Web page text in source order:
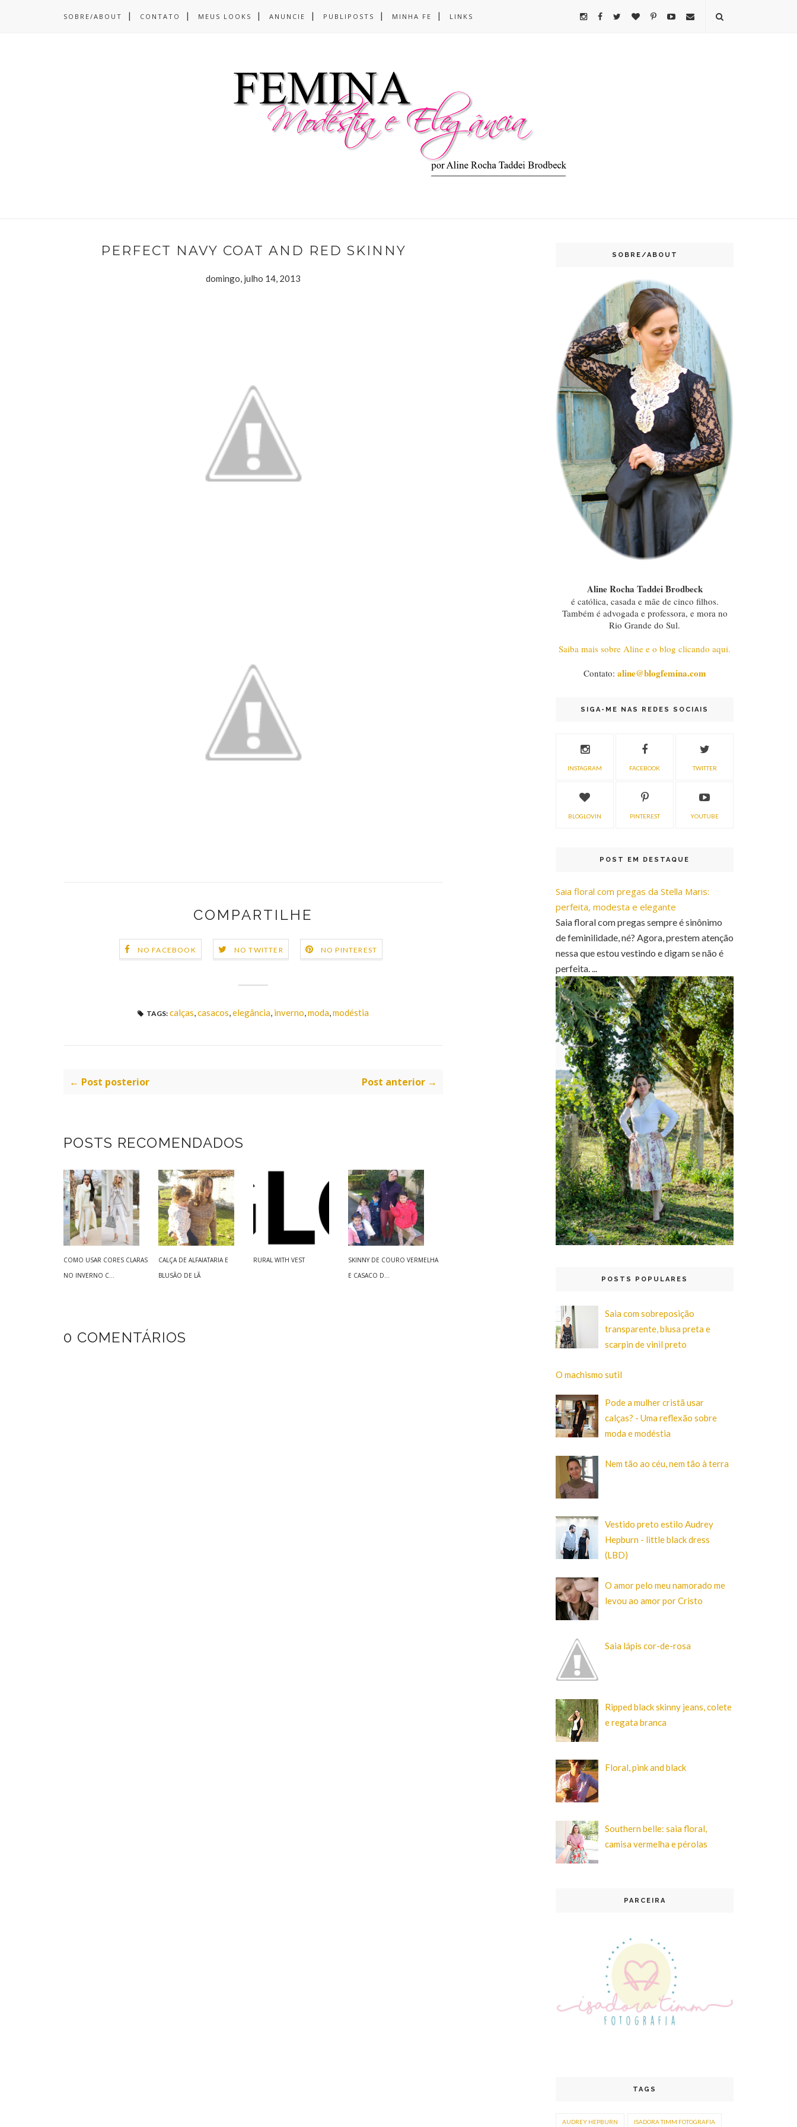
SOBRE/ABOUT CONTATO MEUS LOOKS ANUNCIE PUBLIPOSTS MINHA FE LINKS
PERFECT NAVY COAT AND RED SKINNY
domingo, julho 14, 2013
COMPARTILHE
NO FACEBOOK NO TWITTER NO PINTEREST
TAGS: calças,casacos,elegância, inverno,moda,modéstia
← Post posterior Post anterior →
POSTS RECOMENDADOS
COMO USAR CORES CLARAS
NO INVERNO C...
CALÇA DE ALFAIATARIA E
BLUSÃO DE LÃ
RURAL WITH VEST
SKINNY DE COURO VERMELHA
E CASACO D...
0 COMENTÁRIOS
SOBRE/ABOUT
Aline Rocha Taddei Brodbeck
é católica, casada e mãe de cinco filhos.
Também é advogada e professora, e mora no
Rio Grande do Sul.
Saiba mais sobre Aline e o blog clicando aqui.
Contato: aline@blogfemina.com
SIGA-ME NAS REDES SOCIAIS
INSTAGRAM FACEBOOK TWITTER
BLOGLOVIN PINTEREST YOUTUBE
POST EM DESTAQUE
Saia floral com pregas da Stella Maris:
perfeita, modesta e elegante
Saia floral com pregas sempre é sinônimo
de feminilidade, né? Agora, prestem atenção
nessa que estou vestindo e digam se não é
perfeita. ...
POSTS POPULARES
Saia com sobreposição
transparente, blusa preta e
scarpin de vinil preto
O machismo sutil
Pode a mulher cristã usar
calças? - Uma reflexão sobre
moda e modéstia
Nem tão ao céu, nem tão à terra
Vestido preto estilo Audrey
Hepburn - little black dress
(LBD)
O amor pelo meu namorado me
levou ao amor por Cristo
Saia lápis cor-de-rosa
Ripped black skinny jeans, colete
e regata branca
Floral, pink and black
Southern belle: saia floral,
camisa vermelha e pérolas
PARCEIRA
TAGS
AUDREY HEPBURN ISADORA TIMM FOTOGRAFIA